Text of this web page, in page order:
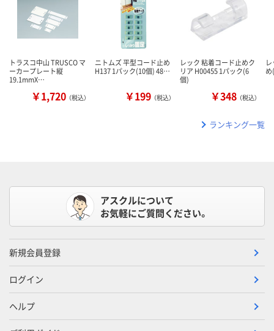
トラスコ中山 TRUSCO マ
ーカープレート縦
19.1mmX…
￥1,720 （税込）
ニトムズ 平型コード止め
H137 1パック(10個) 48…
￥199 （税込）
レック 粘着コード止めク
リア H00455 1パック(6
個)
￥348 （税込）
ランキング一覧
アスクルについて
お気軽にご質問ください。
新規会員登録
ログイン
ヘルプ